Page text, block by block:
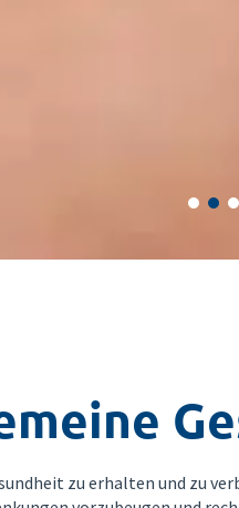
zu erhalten und zu